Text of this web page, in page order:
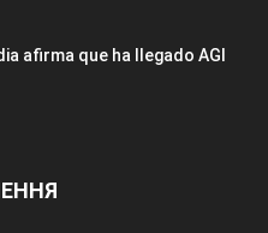
afirma que ha llegado AGI